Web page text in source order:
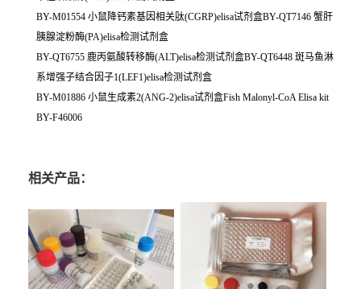
BY-M01554 小鼠降钙素基因相关肽(CGRP)elisa试剂盒BY-QT7146 蟹肝
胰腺淀粉酶(PA)elisa检测试剂盒
BY-QT6755 鹿丙氨酸转移酶(ALT)elisa检测试剂盒BY-QT6448 斑马鱼淋
系增强子结合因子1(LEF1)elisa检测试剂盒
BY-M01886 小鼠生成素2(ANG-2)elisa试剂盒Fish Malonyl-CoA Elisa kit
BY-F46006
相关产品：